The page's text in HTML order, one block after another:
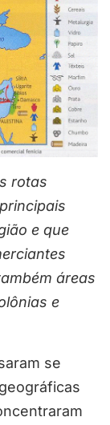
rotas
e que
áreas
e
se